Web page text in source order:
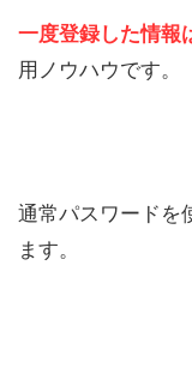
一度登録した情報
用ノウハウです。
通常パスワードを
ます。